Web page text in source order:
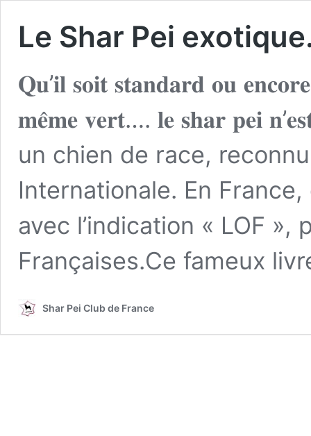
Le Shar Pei
𝐐𝐮’𝐢𝐥 𝐬𝐨𝐢𝐭 𝐬𝐭𝐚𝐧𝐝𝐚𝐫𝐝 𝐨𝐮
𝐦𝐞̂𝐦𝐞 𝐯𝐞𝐫𝐭…. 𝐥𝐞 𝐬𝐡𝐚𝐫 𝐩𝐞𝐢
un chien de race,
Internationale. En
avec l’indication « LOF
Françaises.Ce fameux
Shar Pei Club de France